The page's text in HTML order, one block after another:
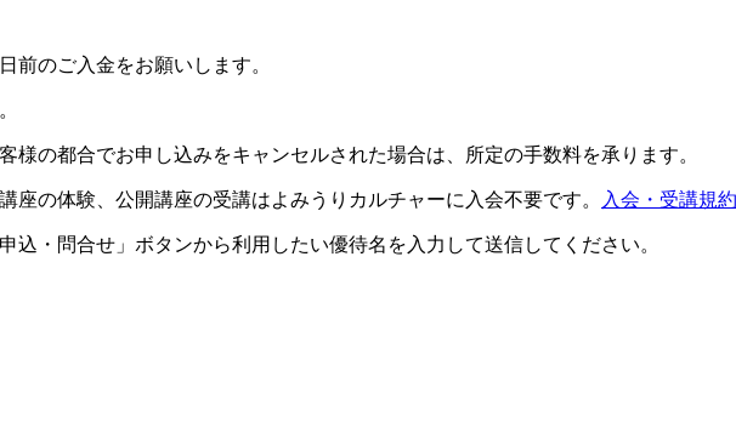
のご入金をお願いします。
の都合でお申し込みをキャンセルされた場合は、所定の手数料を承ります。
の体験、公開講座の受講はよみうりカルチャーに入会不要です。 入会・受講規約
・問合せ」ボタンから利用したい優待名を入力して送信してください。